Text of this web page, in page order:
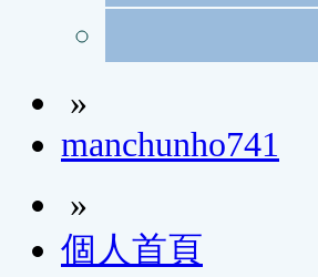
»
manchunho741
»
個人首頁